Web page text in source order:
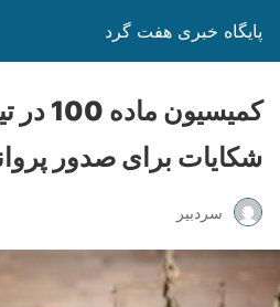
پایگاه خبری هفت گرد
شکایات برای صدور
سردبیر